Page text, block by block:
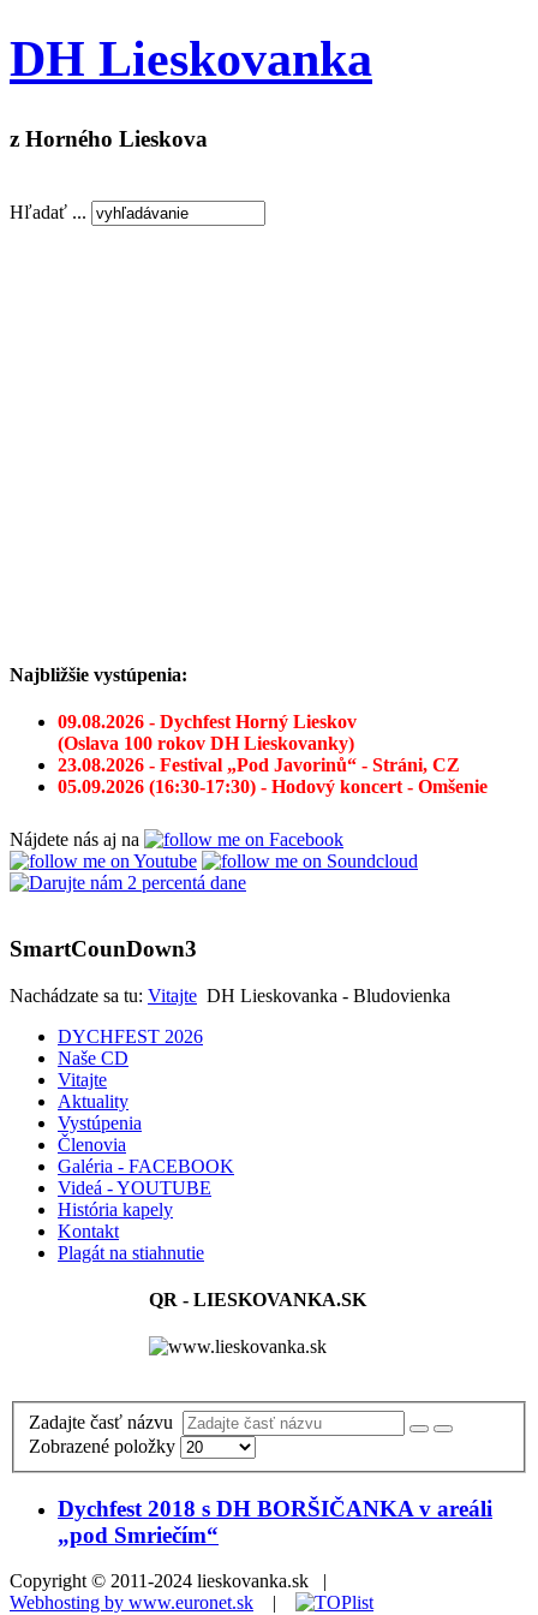
DH Lieskovanka
z Horného Lieskova
Hľadať ...
Najbližšie vystúpenia:
09.08.2026 - Dychfest Horný Lieskov
(Oslava 100 rokov DH Lieskovanky)
23.08.2026 - Festival „Pod Javorinů“ - Stráni, CZ
05.09.2026 (16:30-17:30) - Hodový koncert - Omšenie
Nájdete nás aj na
SmartCounDown3
Nachádzate sa tu: Vitajte DH Lieskovanka - Bludovienka
DYCHFEST 2026
Naše CD
Vitajte
Aktuality
Vystúpenia
Členovia
Galéria - FACEBOOK
Videá - YOUTUBE
História kapely
Kontakt
Plagát na stiahnutie
QR - LIESKOVANKA.SK
Zadajte časť názvu
Zobrazené položky
Dychfest 2018 s DH BORŠIČANKA v areáli
„pod Smriečím“
Copyright © 2011-2024 lieskovanka.sk |
Webhosting by www.euronet.sk |